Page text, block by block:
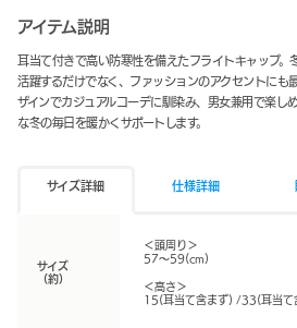
アイテム説明
耳当て付きで高い防寒性を備えたフライトキャップ。
活躍するだけでなく、ファッションのアクセントにも
ザインでカジュアルコーデに馴染み、男女兼用で楽し
な冬の毎日を暖かくサポートします。
サイズ詳細 仕様詳細
サイズ
（約）
＜頭周り＞
57～59(cm)
＜高さ＞
15(耳当て含まず) /33(耳当て